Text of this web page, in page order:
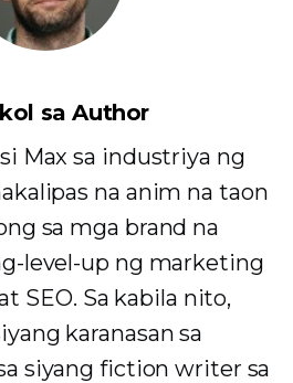
sa Author
Max sa industriya ng
na anim na taon
sa mga brand na
level-up ng marketing
SEO. Sa kabila nito,
karanasan sa
siyang fiction writer sa